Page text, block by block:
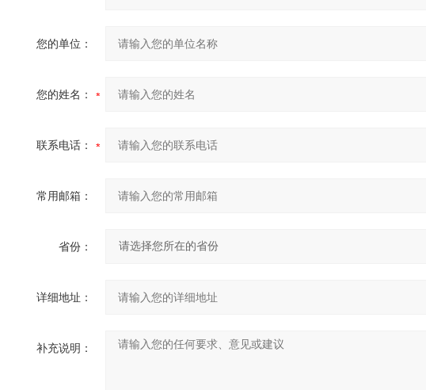
您的单位：
您的姓名：
联系电话：
常用邮箱：
省份：
详细地址：
补充说明：